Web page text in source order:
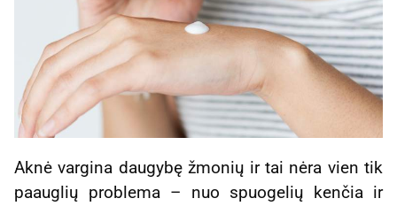
Aknė vargina daugybę žmonių ir tai nėra vien tik
paauglių problema – nuo spuogelių kenčia ir